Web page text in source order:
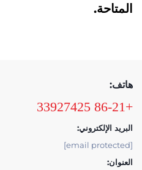
المتاحة.
هاتف:
+86-21 33927425
البريد الإلكتروني:
[email protected]
العنوان: